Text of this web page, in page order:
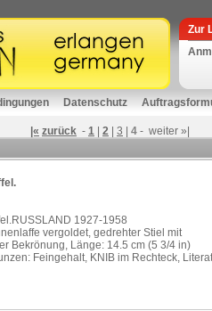
Zur
Datenschutz
|« zurück - 1 2 3 4 - weiter »|
1927-1958
vergoldet, gedrehter Stiel mit
Bekrönung, Länge: 14.5 cm (5 3/4 in)
Feingehalt, KNIB im Rechteck,